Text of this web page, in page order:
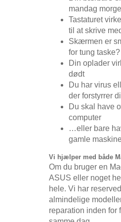
mandag
Tastaturet
til at skrive
Skærmen er
for tung taske?
Din oplader
dødt
Du har virus
der forstyrrer
Du skal have
computer
…eller bare
gamle
Vi hjælper med både
Om du bruger en
ASUS eller noget
hele. Vi har
almindelige
reparation inden for